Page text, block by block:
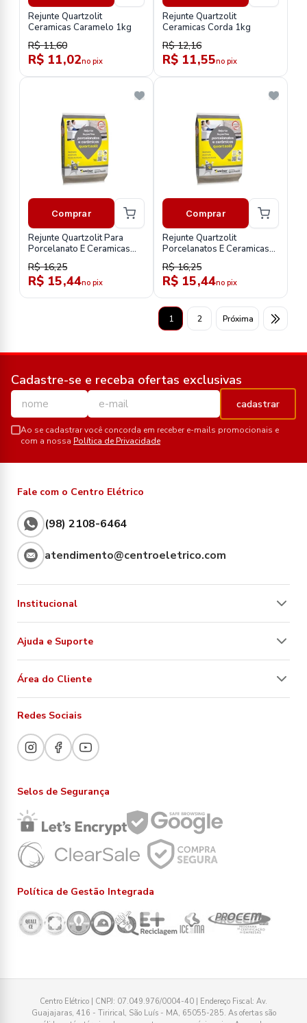
Rejunte Quartzolit
Ceramicas Caramelo 1kg
R$ 11,60
R$ 11,02no pix
Rejunte Quartzolit
Ceramicas Corda 1kg
R$ 12,16
R$ 11,55no pix
Comprar
Rejunte Quartzolit Para
Porcelanato E Ceramicas
Bege
R$ 16,25
R$ 15,44no pix
Comprar
Rejunte Quartzolit
Porcelanatos E Ceramicas
Argila 1kg
R$ 16,25
R$ 15,44no pix
1 2 Próxima
Cadastre-se e receba ofertas exclusivas
cadastrar
Ao se cadastrar você concorda em receber e-mails promocionais e
com a nossa Política de Privacidade
Fale com o Centro Elétrico
(98) 2108-6464
atendimento@centroeletrico.com
Institucional
Ajuda e Suporte
Área do Cliente
Redes Sociais
Selos de Segurança
Política de Gestão Integrada
Centro Elétrico | CNPJ: 07.049.976/0004-40 | Endereço Fiscal: Av.
Guajajaras, 416 - Tirirical, São Luís - MA, 65055-285. As ofertas são